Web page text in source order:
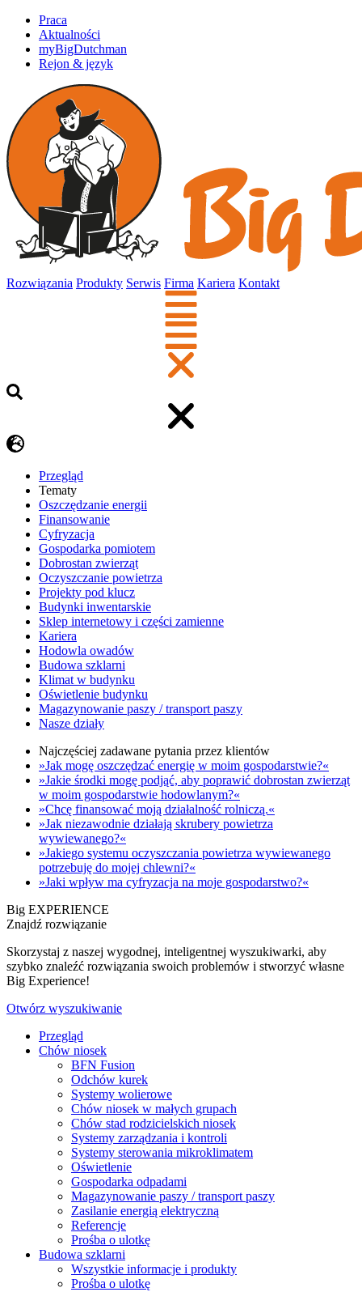
Praca
Aktualności
myBigDutchman
Rejon & język
Rozwiązania Produkty Serwis Firma Kariera Kontakt
Przegląd
Tematy
​Oszczędzanie energii
Finansowanie
Cyfryzacja
Gospodarka pomiotem
Dobrostan zwierząt
Oczyszczanie powietrza
Projekty pod klucz
Budynki inwentarskie
Sklep internetowy i części zamienne
Kariera
Hodowla owadów
Budowa szklarni
Klimat w budynku
Oświetlenie budynku
Magazynowanie paszy / transport paszy
Nasze działy
Najczęściej zadawane pytania przez klientów
»Jak mogę oszczędzać energię w moim gospodarstwie?«
»Jakie środki mogę podjąć, aby poprawić dobrostan zwierząt
w moim gospodarstwie hodowlanym?«
»Chcę finansować moją działalność rolniczą.«
»Jak niezawodnie działają skrubery powietrza
wywiewanego?«
»Jakiego systemu oczyszczania powietrza wywiewanego
potrzebuję do mojej chlewni?«
»Jaki wpływ ma cyfryzacja na moje gospodarstwo?«
Big EXPERIENCE
Znajdź rozwiązanie
Skorzystaj z naszej wygodnej, inteligentnej wyszukiwarki, aby
szybko znaleźć rozwiązania swoich problemów i stworzyć własne
Big Experience!
Otwórz wyszukiwanie
Przegląd
Chów niosek
BFN Fusion
Odchów kurek
Systemy wolierowe
Chów niosek w małych grupach
Chów stad rodzicielskich niosek
Systemy zarządzania i kontroli
Systemy sterowania mikroklimatem
Oświetlenie
Gospodarka odpadami
Magazynowanie paszy / transport paszy
Zasilanie energią elektryczną
Referencje
Prośba o ulotkę
Budowa szklarni
Wszystkie informacje i produkty
Prośba o ulotkę